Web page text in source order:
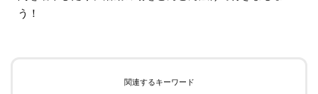
う！
関連するキーワード